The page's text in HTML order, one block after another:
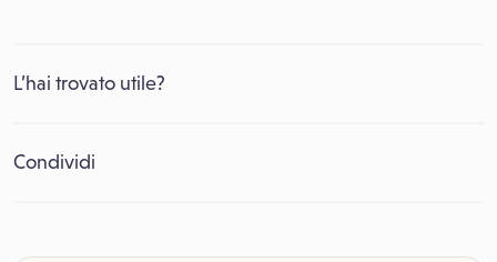
L’hai trovato utile?
Condividi